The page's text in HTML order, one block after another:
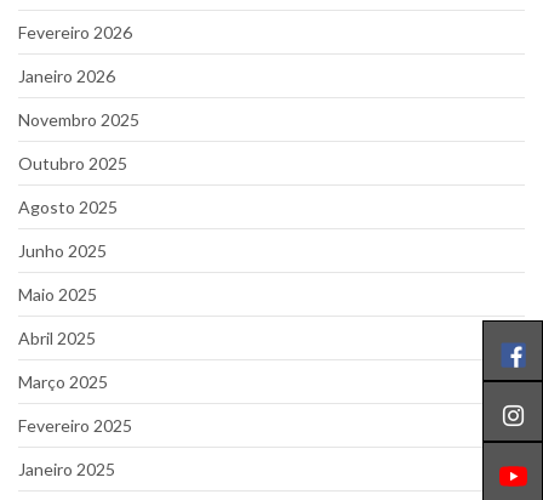
Fevereiro 2026
Janeiro 2026
Novembro 2025
Outubro 2025
Agosto 2025
Junho 2025
Maio 2025
Abril 2025
Março 2025
Fevereiro 2025
Janeiro 2025